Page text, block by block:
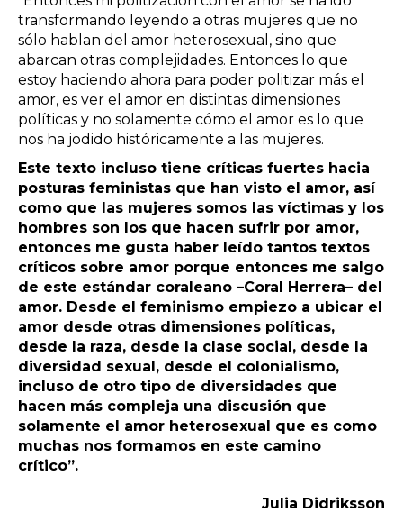
transformando leyendo a otras mujeres que no
sólo hablan del amor heterosexual, sino que
abarcan otras complejidades. Entonces lo que
estoy haciendo ahora para poder politizar más el
amor, es ver el amor en distintas dimensiones
políticas y no solamente cómo el amor es lo que
nos ha jodido históricamente a las mujeres.
Este texto incluso tiene críticas fuertes hacia
posturas feministas que han visto el amor, así
como que las mujeres somos las víctimas y los
hombres son los que hacen sufrir por amor,
entonces me gusta haber leído tantos textos
críticos sobre amor porque entonces me salgo
de este estándar coraleano –Coral Herrera– del
amor. Desde el feminismo empiezo a ubicar el
amor desde otras dimensiones políticas,
desde la raza, desde la clase social, desde la
diversidad sexual, desde el colonialismo,
incluso de otro tipo de diversidades que
hacen más compleja una discusión que
solamente el amor heterosexual que es como
muchas nos formamos en este camino
crítico”.
Julia Didriksson